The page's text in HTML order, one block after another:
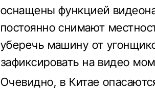
оснащены функцией
постоянно снимают
уберечь машину от
зафиксировать на видео
Очевидно, в Китае